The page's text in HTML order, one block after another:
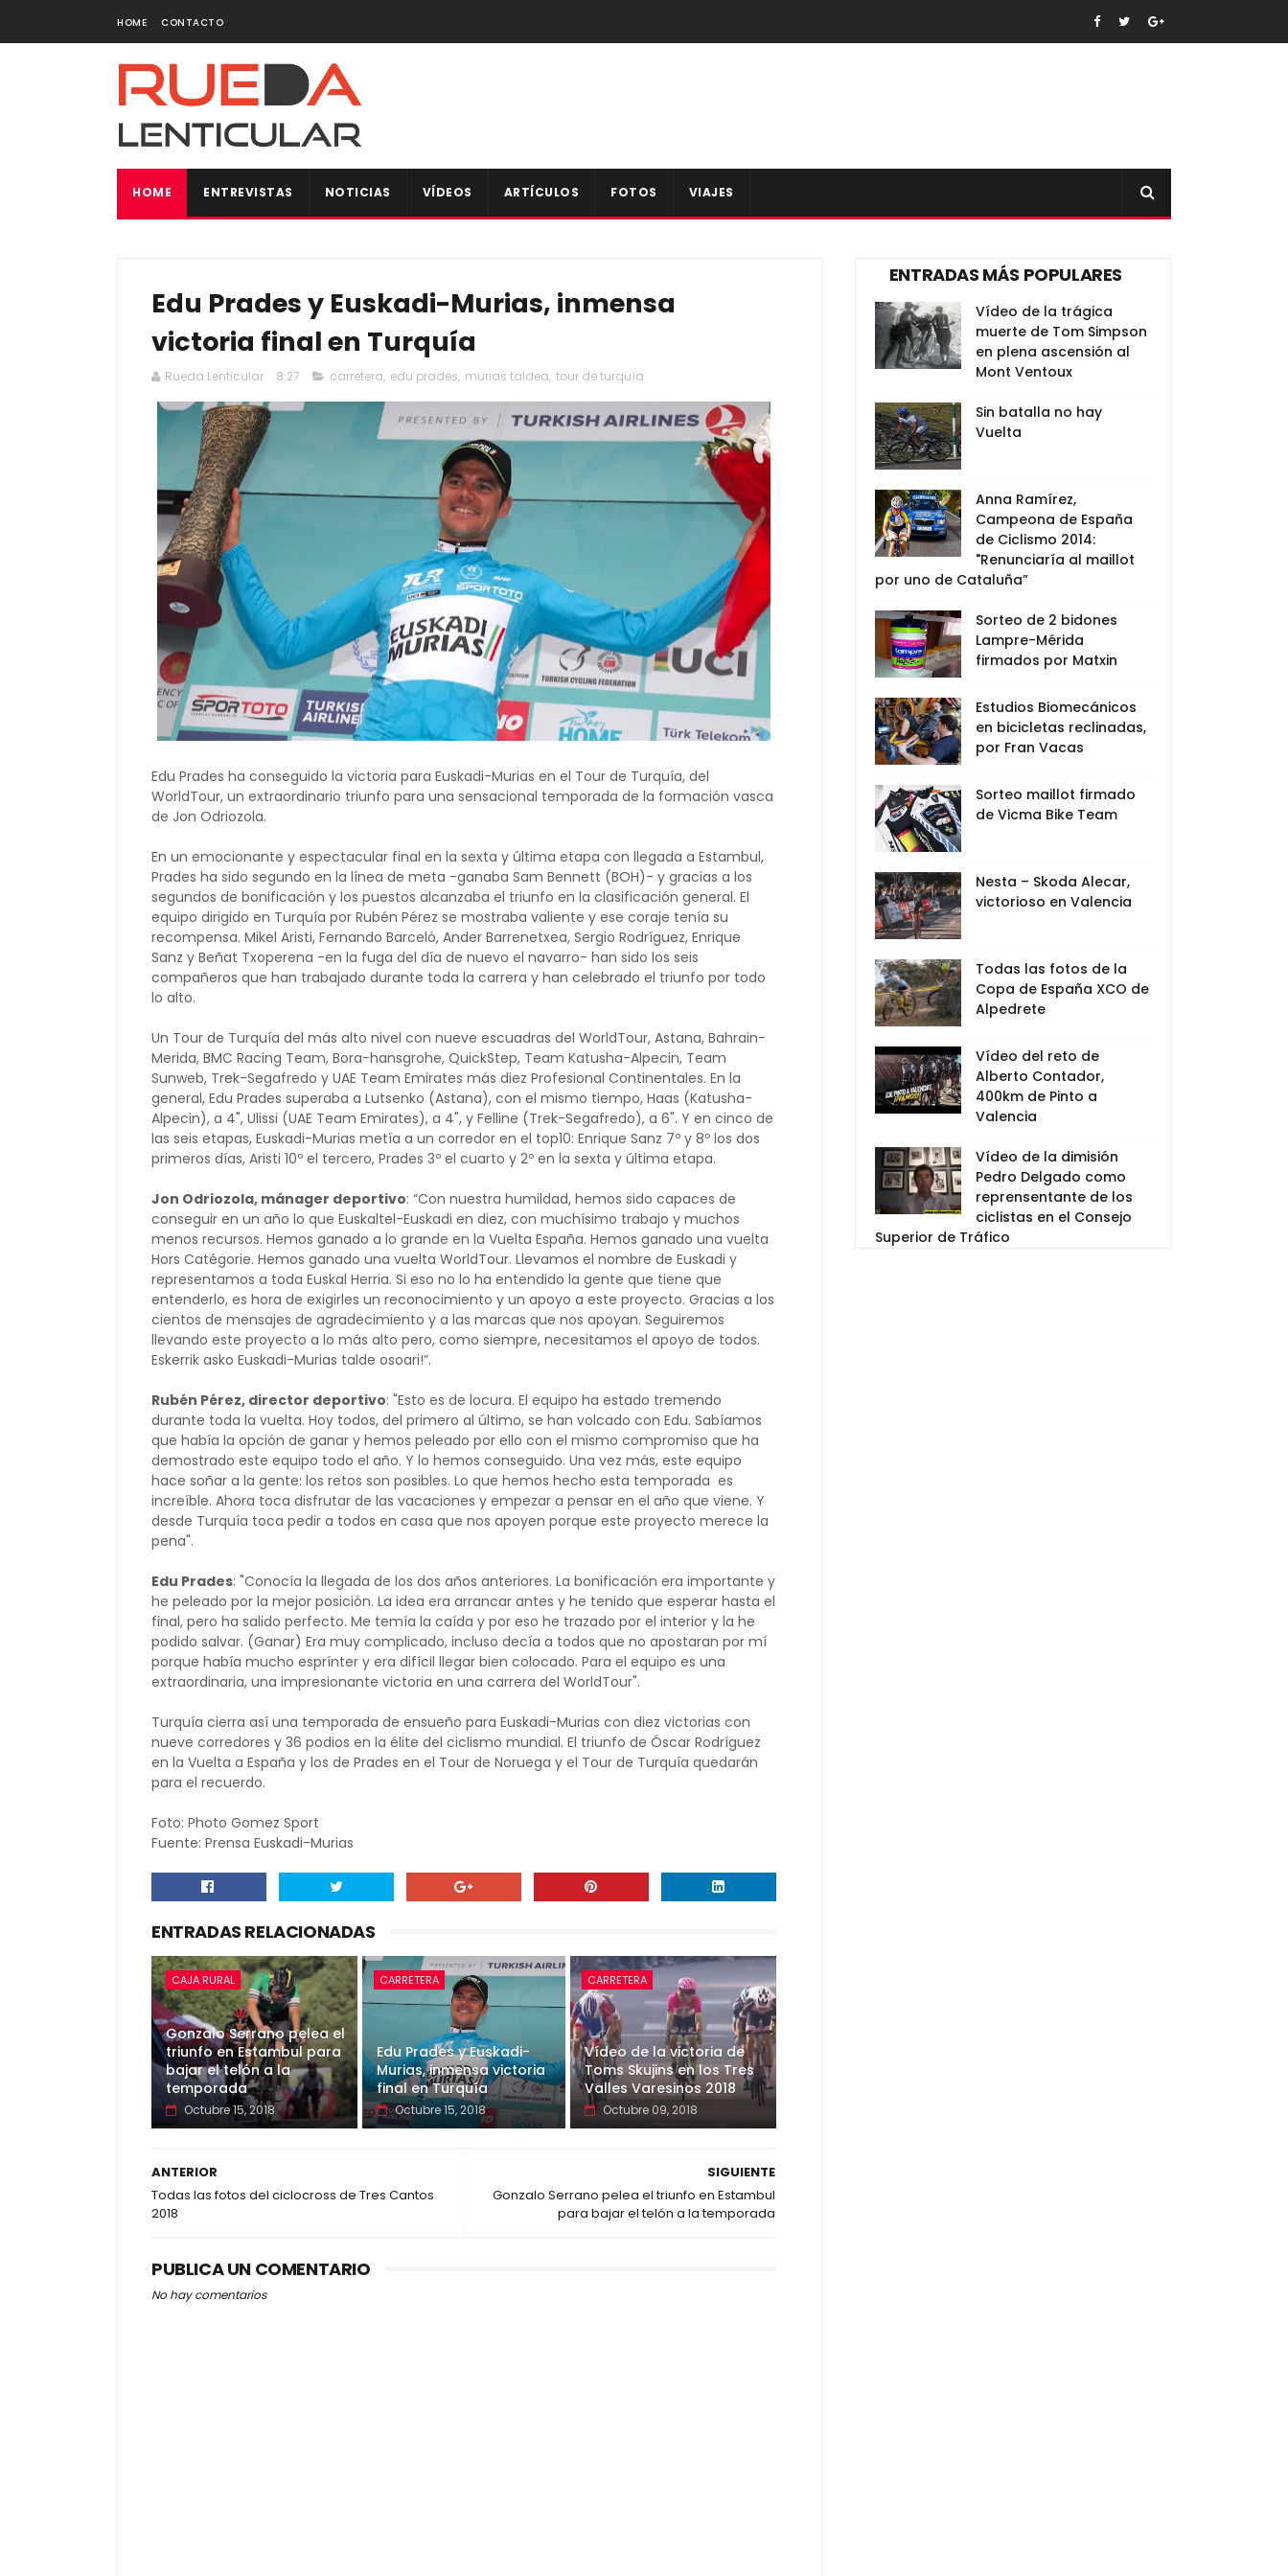
HOME CONTACTO
HOME ENTREVISTAS NOTICIAS VÍDEOS ARTÍCULOS FOTOS VIAJES
Edu Prades y Euskadi-Murias, inmensa
victoria final en Turquía
Rueda Lenticular 8:27 carretera, edu prades, murias taldea, tour de turquía
Edu Prades ha conseguido la victoria para Euskadi-Murias en el Tour de Turquía, del
WorldTour, un extraordinario triunfo para una sensacional temporada de la formación vasca
de Jon Odriozola.
En un emocionante y espectacular final en la sexta y última etapa con llegada a Estambul,
Prades ha sido segundo en la línea de meta -ganaba Sam Bennett (BOH)- y gracias a los
segundos de bonificación y los puestos alcanzaba el triunfo en la clasificación general. El
equipo dirigido en Turquía por Rubén Pérez se mostraba valiente y ese coraje tenía su
recompensa. Mikel Aristi, Fernando Barceló, Ander Barrenetxea, Sergio Rodríguez, Enrique
Sanz y Beñat Txoperena -en la fuga del día de nuevo el navarro- han sido los seis
compañeros que han trabajado durante toda la carrera y han celebrado el triunfo por todo
lo alto.
Un Tour de Turquía del más alto nivel con nueve escuadras del WorldTour, Astana, Bahrain-
Merida, BMC Racing Team, Bora-hansgrohe, QuickStep, Team Katusha-Alpecin, Team
Sunweb, Trek-Segafredo y UAE Team Emirates más diez Profesional Continentales. En la
general, Edu Prades superaba a Lutsenko (Astana), con el mismo tiempo, Haas (Katusha-
Alpecin), a 4", Ulissi (UAE Team Emirates), a 4", y Felline (Trek-Segafredo), a 6". Y en cinco de
las seis etapas, Euskadi-Murias metía a un corredor en el top10: Enrique Sanz 7º y 8º los dos
primeros días, Aristi 10º el tercero, Prades 3º el cuarto y 2º en la sexta y última etapa.
Jon Odriozola, mánager deportivo: “Con nuestra humildad, hemos sido capaces de
conseguir en un año lo que Euskaltel-Euskadi en diez, con muchísimo trabajo y muchos
menos recursos. Hemos ganado a lo grande en la Vuelta España. Hemos ganado una vuelta
Hors Catégorie. Hemos ganado una vuelta WorldTour. Llevamos el nombre de Euskadi y
representamos a toda Euskal Herria. Si eso no lo ha entendido la gente que tiene que
entenderlo, es hora de exigirles un reconocimiento y un apoyo a este proyecto. Gracias a los
cientos de mensajes de agradecimiento y a las marcas que nos apoyan. Seguiremos
llevando este proyecto a lo más alto pero, como siempre, necesitamos el apoyo de todos.
Eskerrik asko Euskadi-Murias talde osoari!”.
Rubén Pérez, director deportivo: "Esto es de locura. El equipo ha estado tremendo
durante toda la vuelta. Hoy todos, del primero al último, se han volcado con Edu. Sabíamos
que había la opción de ganar y hemos peleado por ello con el mismo compromiso que ha
demostrado este equipo todo el año. Y lo hemos conseguido. Una vez más, este equipo
hace soñar a la gente: los retos son posibles. Lo que hemos hecho esta temporada es
increíble. Ahora toca disfrutar de las vacaciones y empezar a pensar en el año que viene. Y
desde Turquía toca pedir a todos en casa que nos apoyen porque este proyecto merece la
pena".
Edu Prades: "Conocía la llegada de los dos años anteriores. La bonificación era importante y
he peleado por la mejor posición. La idea era arrancar antes y he tenido que esperar hasta el
final, pero ha salido perfecto. Me temía la caída y por eso he trazado por el interior y la he
podido salvar. (Ganar) Era muy complicado, incluso decía a todos que no apostaran por mí
porque había mucho esprínter y era difícil llegar bien colocado. Para el equipo es una
extraordinaria, una impresionante victoria en una carrera del WorldTour".
Turquía cierra así una temporada de ensueño para Euskadi-Murias con diez victorias con
nueve corredores y 36 podios en la élite del ciclismo mundial. El triunfo de Óscar Rodríguez
en la Vuelta a España y los de Prades en el Tour de Noruega y el Tour de Turquía quedarán
para el recuerdo.
Foto: Photo Gomez Sport
Fuente: Prensa Euskadi-Murias
ENTRADAS RELACIONADAS
CAJA RURAL
Gonzalo Serrano pelea el
triunfo en Estambul para
bajar el telón a la
temporada
Octubre 15, 2018
CARRETERA
Edu Prades y Euskadi-
Murias, inmensa victoria
final en Turquía
Octubre 15, 2018
CARRETERA
Vídeo de la victoria de
Toms Skujins en los Tres
Valles Varesinos 2018
Octubre 09, 2018
SIGUIENTE
Gonzalo Serrano pelea el triunfo en Estambul
para bajar el telón a la temporada
ANTERIOR
Todas las fotos del ciclocross de Tres Cantos
2018
PUBLICA UN COMENTARIO
No hay comentarios
ENTRADAS MÁS POPULARES
Vídeo de la trágica
muerte de Tom Simpson
en plena ascensión al
Mont Ventoux
Sin batalla no hay
Vuelta
Anna Ramírez,
Campeona de España
de Ciclismo 2014:
"Renunciaría al maillot
por uno de Cataluña”
Sorteo de 2 bidones
Lampre-Mérida
firmados por Matxin
Estudios Biomecánicos
en bicicletas reclinadas,
por Fran Vacas
Sorteo maillot firmado
de Vicma Bike Team
Nesta – Skoda Alecar,
victorioso en Valencia
Todas las fotos de la
Copa de España XCO de
Alpedrete
Vídeo del reto de
Alberto Contador,
400km de Pinto a
Valencia
Vídeo de la dimisión
Pedro Delgado como
reprensentante de los
ciclistas en el Consejo
Superior de Tráfico